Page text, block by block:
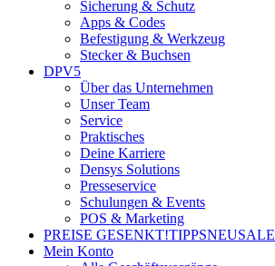
Sicherung & Schutz
Apps & Codes
Befestigung & Werkzeug
Stecker & Buchsen
DPV5
Über das Unternehmen
Unser Team
Service
Praktisches
Deine Karriere
Densys Solutions
Presseservice
Schulungen & Events
POS & Marketing
PREISE GESENKT!TIPPSNEUSALE
Mein Konto